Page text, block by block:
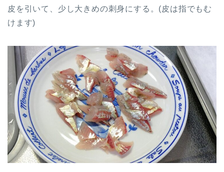
皮を引いて、少し大きめの刺身にする。(皮は指でもむ
けます)